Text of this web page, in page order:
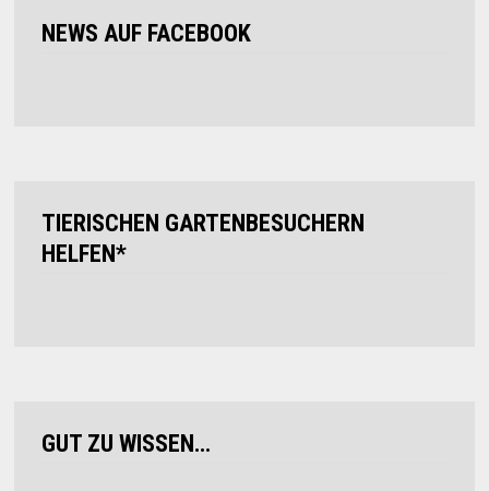
NEWS AUF FACEBOOK
TIERISCHEN GARTENBESUCHERN
HELFEN*
GUT ZU WISSEN…